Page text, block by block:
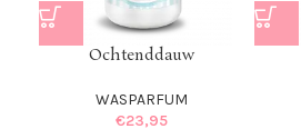
Ochtenddauw
WASPARFUM
€23,95